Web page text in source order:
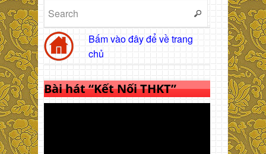
Bấm vào đây để về trang
chủ
Bài hát “Kết Nối THKT”